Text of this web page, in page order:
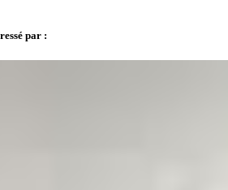
par :